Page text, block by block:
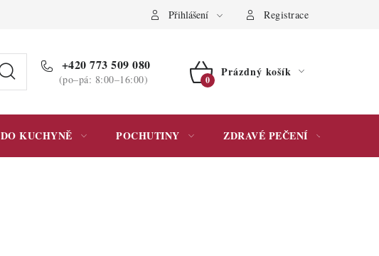
Podmínky ochrany osobních údajů Přihlášení Registrace
+420 773 509 080
(po–pá: 8:00–16:00)
NÁKUPNÍ
Prázdný košík
DO KUCHYNĚ POCHUTINY ZDRAVÉ PEČENÍ